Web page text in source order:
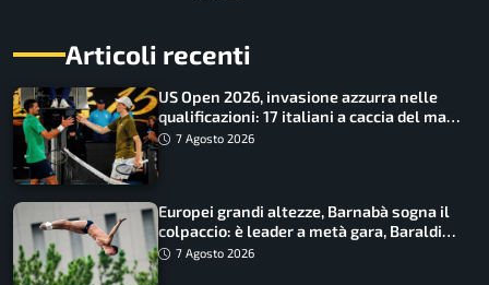
Articoli recenti
US Open 2026, invasione azzurra nelle
qualificazioni: 17 italiani a caccia del main
draw7 Agosto 2026
Europei grandi altezze, Barnabà sogna il
colpaccio: è leader a metà gara, Baraldi
ancora in corsa
7 Agosto 2026